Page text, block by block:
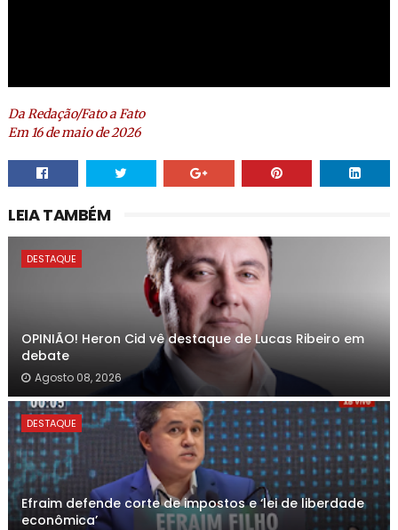
Da Redação/Fato a Fato
Em 16 de maio de 2026
LEIA TAMBÉM
DESTAQUE
OPINIÃO! Heron Cid vê destaque de Lucas Ribeiro em
debate
Agosto 08, 2026
DESTAQUE
Efraim defende corte de impostos e ‘lei de liberdade
econômica’